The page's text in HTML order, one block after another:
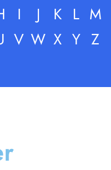
I J K L M
V W X Y Z